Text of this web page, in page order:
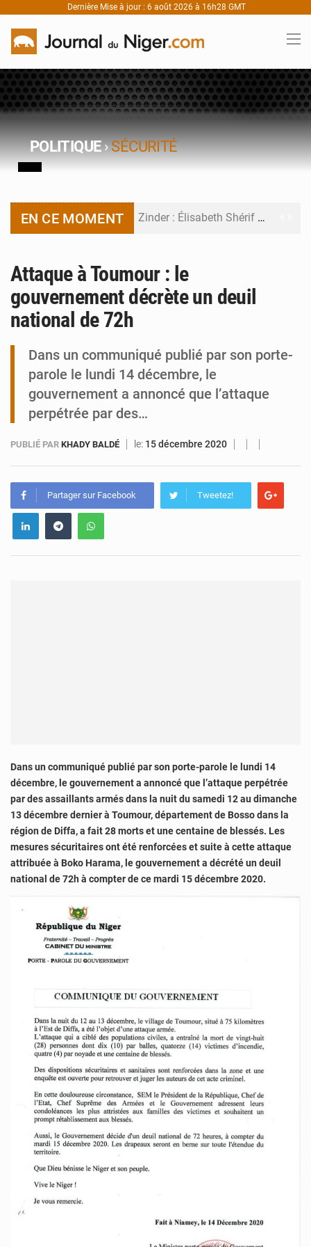
Dernière Mise à jour : 6 août 2026 à 16h28 GMT
POLITIQUE›SÉCURITÉ
EN CE MOMENT Zinder : Élisabeth Shérif visite l’école Birni Garçon
Attaque à Toumour : le
gouvernement décrète un deuil
national de 72h
Dans un communiqué publié par son porte-
parole le lundi 14 décembre, le
gouvernement a annoncé que l’attaque
perpétrée par des…
PUBLIÉ PAR KHADY BALDÉ le: 15 décembre 2020
Partager sur Facebook Tweetez!
Dans un communiqué publié par son porte-parole le lundi 14
décembre, le gouvernement a annoncé que l’attaque perpétrée
par des assaillants armés dans la nuit du samedi 12 au dimanche
13 décembre dernier à Toumour, département de Bosso dans la
région de Diffa, a fait 28 morts et une centaine de blessés. Les
mesures sécuritaires ont été renforcées et suite à cette attaque
attribuée à Boko Harama, le gouvernement a décrété un deuil
national de 72h à compter de ce mardi 15 décembre 2020.